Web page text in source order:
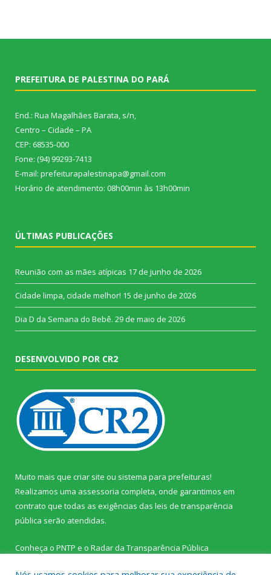
PREFEITURA DE PALESTINA DO PARÁ
End.: Rua Magalhães Barata, s/n,
Centro – Cidade – PA
CEP: 68535-000
Fone: (94) 99293-7413
E-mail: prefeiturapalestinapa@gmail.com
Horário de atendimento: 08h00min às 13h00min
ÚLTIMAS PUBLICAÇÕES
Reunião com as mães atípicas 17 de junho de 2026
Cidade limpa, cidade melhor! 15 de junho de 2026
Dia D da Semana do Bebê. 29 de maio de 2026
DESENVOLVIDO POR CR2
Muito mais que criar site ou sistema para prefeituras!
Realizamos uma assessoria completa, onde garantimos em
contrato que todas as exigências das leis de transparência
pública serão atendidas.
Conheça o PNTP e o Radar da Transparência Pública